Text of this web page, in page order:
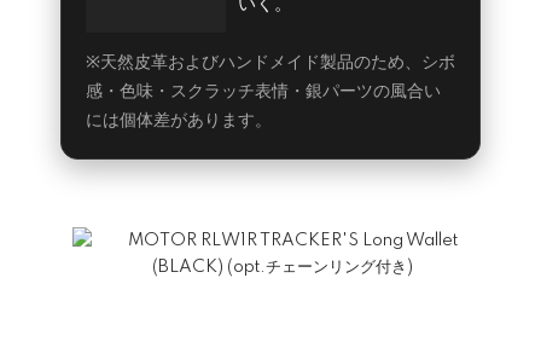
※天然皮革およびハンドメイド製品のため、シボ
感・色味・スクラッチ表情・銀パーツの風合い
には個体差があります。